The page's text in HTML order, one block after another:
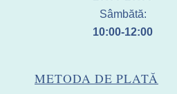
Sâmbătă:
10:00-12:00
METODA DE PLATĂ